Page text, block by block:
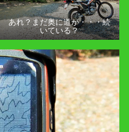
あれ？まだ奥に道が・・・続
いている？